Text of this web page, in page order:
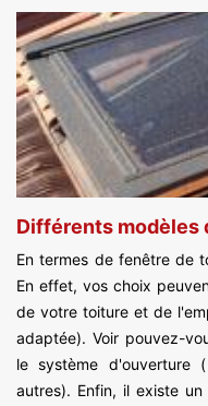
Différents modèles
En termes de fenêtre de
En effet, vos choix
de votre toiture et de
adaptée). Voir pouvez-
le système d'ouverture
autres). Enfin, il existe